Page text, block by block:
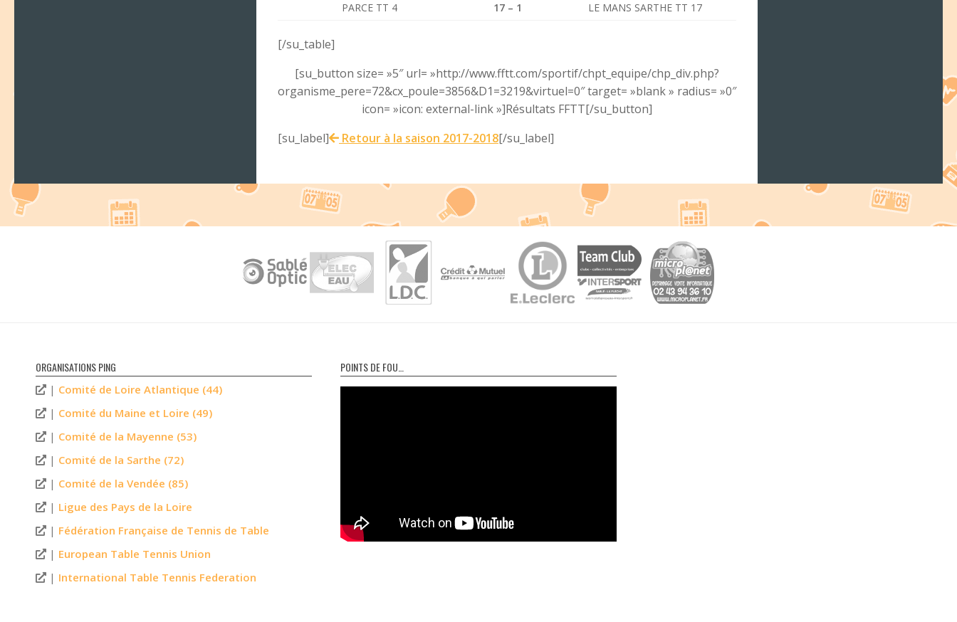
PARCE TT 4
17 – 1 LE MANS SARTHE TT 17
[/su_table]
[su_button size= »5″ url= »http://www.fftt.com/sportif/chpt_equipe/chp_div.php?
organisme_pere=72&cx_poule=3856&D1=3219&virtuel=0″ target= »blank » radius= »0″
icon= »icon: external-link »]Résultats FFTT[/su_button]
[su_label]
Retour à la saison 2017-2018[/su_label]
ORGANISATIONS PING
| Comité de Loire Atlantique (44)
| Comité du Maine et Loire (49)
| Comité de la Mayenne (53)
| Comité de la Sarthe (72)
| Comité de la Vendée (85)
| Ligue des Pays de la Loire
| Fédération Française de Tennis de Table
| European Table Tennis Union
| International Table Tennis Federation
POINTS DE FOU…